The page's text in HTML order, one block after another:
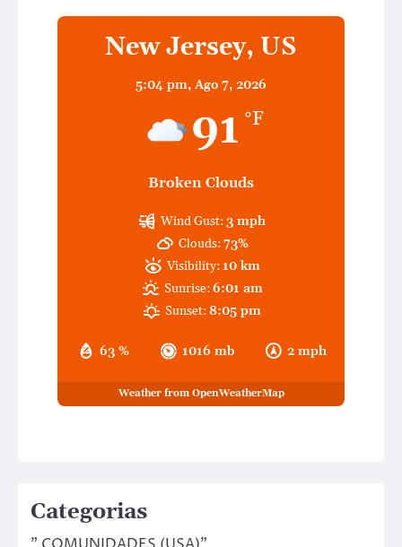
New Jersey, US
5:04 pm, Ago 7, 2026
91 °F
Broken Clouds
63 % 1016 mb 2 mph
Wind Gust:3 mph
Clouds:73%
Visibility: 10 km
Sunrise:6:01 am
Sunset:8:05 pm
Weather from OpenWeatherMap
Categorias